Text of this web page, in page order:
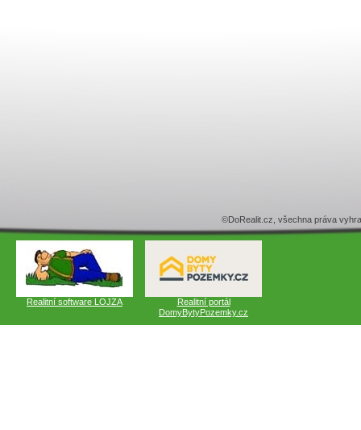
©DoRealit.cz, všechna práva
Realitní software LOJZA
Realitní portál
DomyBytyPozemky.cz